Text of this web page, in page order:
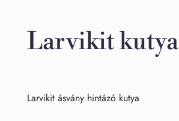
Larvikit kutya
Larvikit ásvány hintázó kutya